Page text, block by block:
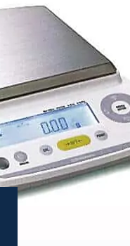
與訂製 地板鋪設工程
天花板工程
隔間工程
環境汙染防治工